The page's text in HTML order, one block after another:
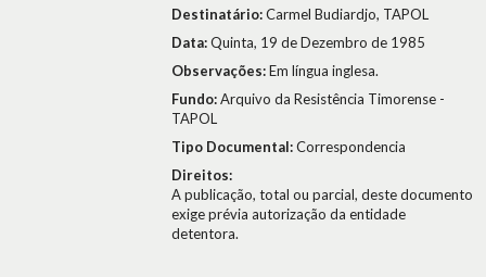
Destinatário:Carmel Budiardjo, TAPOL
Data:Quinta, 19 de Dezembro de 1985
Observações:Em língua inglesa.
Fundo:Arquivo da Resistência Timorense -
TAPOL
Tipo Documental:Correspondencia
Direitos:
A publicação, total ou parcial, deste documento
exige prévia autorização da entidade
detentora.